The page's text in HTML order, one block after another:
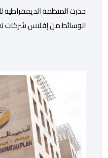
حذرت المنظمة
الوسائط من إفلاس شركات
والسائقون المهنيون،
اقتصادية غير مسبوقة
العملية النقلية، حيث […]